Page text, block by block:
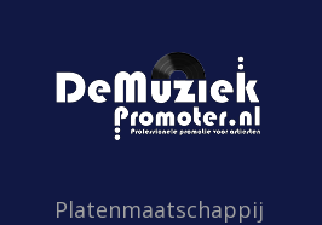
Platenmaatschappij